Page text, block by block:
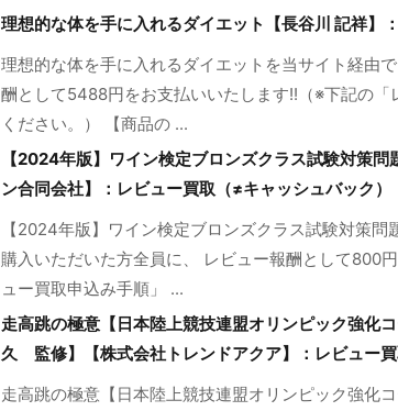
理想的な体を手に入れるダイエット【長谷川 記祥】
理想的な体を手に入れるダイエットを当サイト経由
酬として5488円をお支払いいたします!!（※下記の
ください。） 【商品の ...
【2024年版】ワイン検定ブロンズクラス試験対策
ン合同会社】：レビュー買取（≠キャッシュバック）
【2024年版】ワイン検定ブロンズクラス試験対策
購入いただいた方全員に、 レビュー報酬として800
ュー買取申込み手順」 ...
走高跳の極意【日本陸上競技連盟オリンピック強化
久 監修】【株式会社トレンドアクア】：レビュー買
走高跳の極意【日本陸上競技連盟オリンピック強